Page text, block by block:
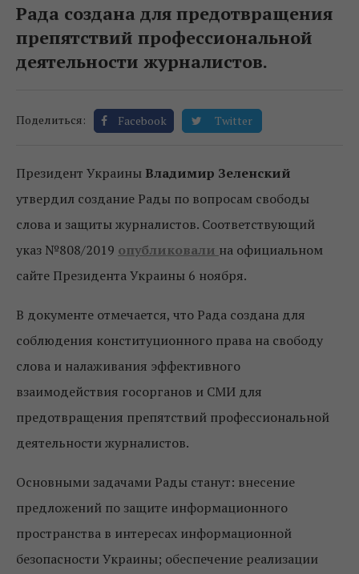
Рада создана для предотвращения
препятствий профессиональной
деятельности журналистов.
Поделиться: Facebook Twitter
Президент Украины Владимир Зеленский
утвердил создание Рады по вопросам свободы
слова и защиты журналистов. Соответствующий
указ №808/2019 опубликовали на официальном
сайте Президента Украины 6 ноября.
В документе отмечается, что Рада создана для
соблюдения конституционного права на свободу
слова и налаживания эффективного
взаимодействия госорганов и СМИ для
предотвращения препятствий профессиональной
деятельности журналистов.
Основными задачами Рады станут: внесение
предложений по защите информационного
пространства в интересах информационной
безопасности Украины; обеспечение реализации